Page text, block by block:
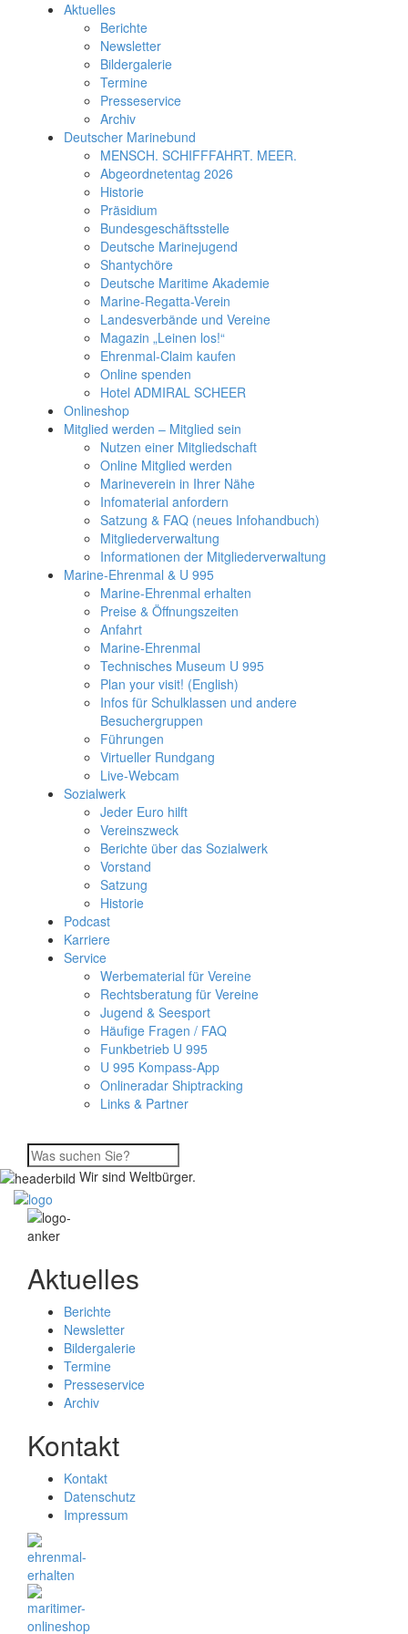
Aktuelles
Berichte
Newsletter
Bildergalerie
Termine
Presseservice
Archiv
Deutscher Marinebund
MENSCH. SCHIFFFAHRT. MEER.
Abgeordnetentag 2026
Historie
Präsidium
Bundesgeschäftsstelle
Deutsche Marinejugend
Shantychöre
Deutsche Maritime Akademie
Marine-Regatta-Verein
Landesverbände und Vereine
Magazin „Leinen los!“
Ehrenmal-Claim kaufen
Online spenden
Hotel ADMIRAL SCHEER
Onlineshop
Mitglied werden – Mitglied sein
Nutzen einer Mitgliedschaft
Online Mitglied werden
Marineverein in Ihrer Nähe
Infomaterial anfordern
Satzung & FAQ (neues Infohandbuch)
Mitgliederverwaltung
Informationen der Mitgliederverwaltung
Marine-Ehrenmal & U 995
Marine-Ehrenmal erhalten
Preise & Öffnungszeiten
Anfahrt
Marine-Ehrenmal
Technisches Museum U 995
Plan your visit! (English)
Infos für Schulklassen und andere
Besuchergruppen
Führungen
Virtueller Rundgang
Live-Webcam
Sozialwerk
Jeder Euro hilft
Vereinszweck
Berichte über das Sozialwerk
Vorstand
Satzung
Historie
Podcast
Karriere
Service
Werbematerial für Vereine
Rechtsberatung für Vereine
Jugend & Seesport
Häufige Fragen / FAQ
Funkbetrieb U 995
U 995 Kompass-App
Onlineradar Shiptracking
Links & Partner
Wir sind Weltbürger.
Aktuelles
Berichte
Newsletter
Bildergalerie
Termine
Presseservice
Archiv
Kontakt
Kontakt
Datenschutz
Impressum